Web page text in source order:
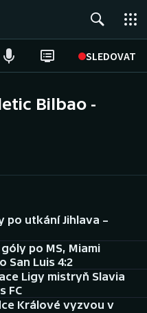
SLEDOVAT
Bilbao -
po utkání Jihlava –
po MS, Miami
San Luis 4:2
Ligy mistryň Slavia
FC
Králové vyzvou v